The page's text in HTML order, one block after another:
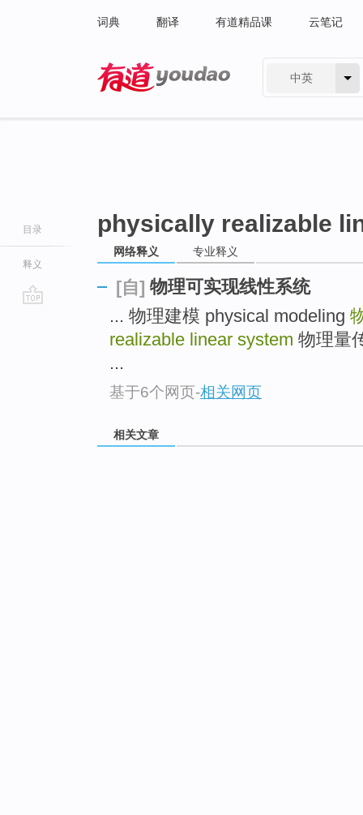
词典 翻译 有道精品课 云笔记
中英
目录
释义
physically realizable
网络释义 专业释义
[自] 物理可实现线性系统
... 物理建模 physical modeling
realizable linear system 物理量
...
基于6个网页-相关网页
相关文章